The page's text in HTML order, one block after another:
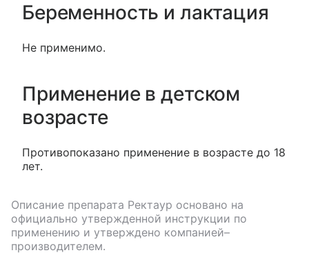
Беременность и лактация
Не применимо.
Применение в детском
возрасте
Противопоказано применение в возрасте до 18
лет.
Описание препарата Ректаур основано на
официально утвержденной инструкции по
применению и утверждено компанией–
производителем.